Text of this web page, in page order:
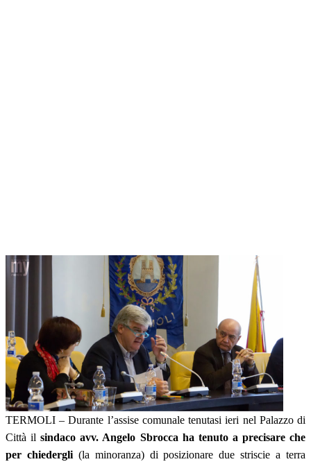
TERMOLI – Durante l’assise comunale tenutasi ieri nel Palazzo di
Città il sindaco avv. Angelo Sbrocca ha tenuto a precisare che
per chiedergli (la minoranza) di posizionare due striscie a terra